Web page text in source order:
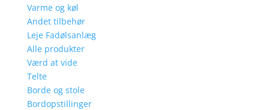
Varme og køl
Andet tilbehør
Leje Fadølsanlæg
Alle produkter
Værd at vide
Telte
Borde og stole
Bordopstillinger